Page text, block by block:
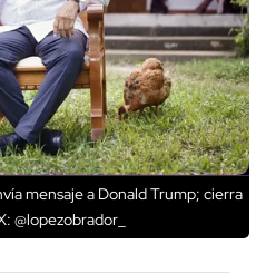
mensaje a Donald Trump; cierra
@lopezobrador_